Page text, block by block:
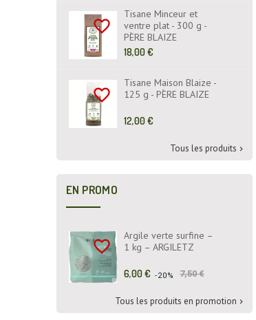
favorite_border
Tisane Minceur et
ventre plat - 300 g -
PÈRE BLAIZE
Prix
18,00 €
favorite_border
Tisane Maison Blaize -
125 g - PÈRE BLAIZE
Prix
12,00 €
Tous les produits 
EN PROMO
favorite_border
Argile verte surfine –
1 kg – ARGILETZ
Prix
base
6,00 € -20% Prix
7,50 €
Tous les produits en promotion 